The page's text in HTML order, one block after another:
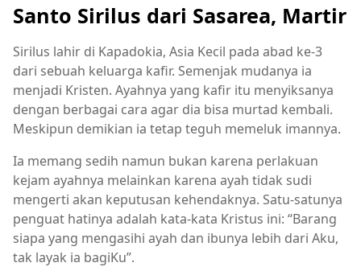
Santo Sirilus dari Sasarea, Martir
Sirilus lahir di Kapadokia, Asia Kecil pada abad ke-3
dari sebuah keluarga kafir. Semenjak mudanya ia
menjadi Kristen. Ayahnya yang kafir itu menyiksanya
dengan berbagai cara agar dia bisa murtad kembali.
Meskipun demikian ia tetap teguh memeluk imannya.
Ia memang sedih namun bukan karena perlakuan
kejam ayahnya melainkan karena ayah tidak sudi
mengerti akan keputusan kehendaknya. Satu-satunya
penguat hatinya adalah kata-kata Kristus ini: “Barang
siapa yang mengasihi ayah dan ibunya lebih dari Aku,
tak layak ia bagiKu”.